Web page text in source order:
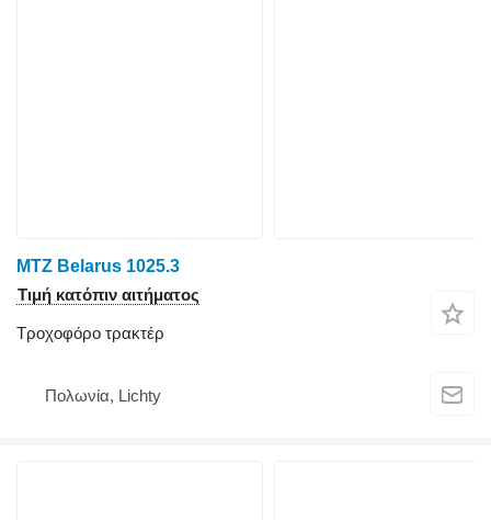
MTZ Belarus 1025.3
Τιμή κατόπιν αιτήματος
Τροχοφόρο τρακτέρ
Πολωνία, Lichty